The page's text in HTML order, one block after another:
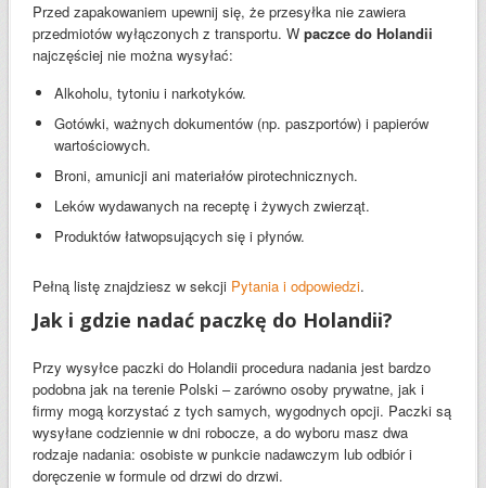
Przed zapakowaniem upewnij się, że przesyłka nie zawiera
przedmiotów wyłączonych z transportu. W paczce do Holandii
najczęściej nie można wysyłać:
Alkoholu, tytoniu i narkotyków.
Gotówki, ważnych dokumentów (np. paszportów) i papierów
wartościowych.
Broni, amunicji ani materiałów pirotechnicznych.
Leków wydawanych na receptę i żywych zwierząt.
Produktów łatwopsujących się i płynów.
Pełną listę znajdziesz w sekcji Pytania i odpowiedzi.
Jak i gdzie nadać paczkę do Holandii?
Przy wysyłce paczki do Holandii procedura nadania jest bardzo
podobna jak na terenie Polski – zarówno osoby prywatne, jak i
firmy mogą korzystać z tych samych, wygodnych opcji. Paczki są
wysyłane codziennie w dni robocze, a do wyboru masz dwa
rodzaje nadania: osobiste w punkcie nadawczym lub odbiór i
doręczenie w formule od drzwi do drzwi.